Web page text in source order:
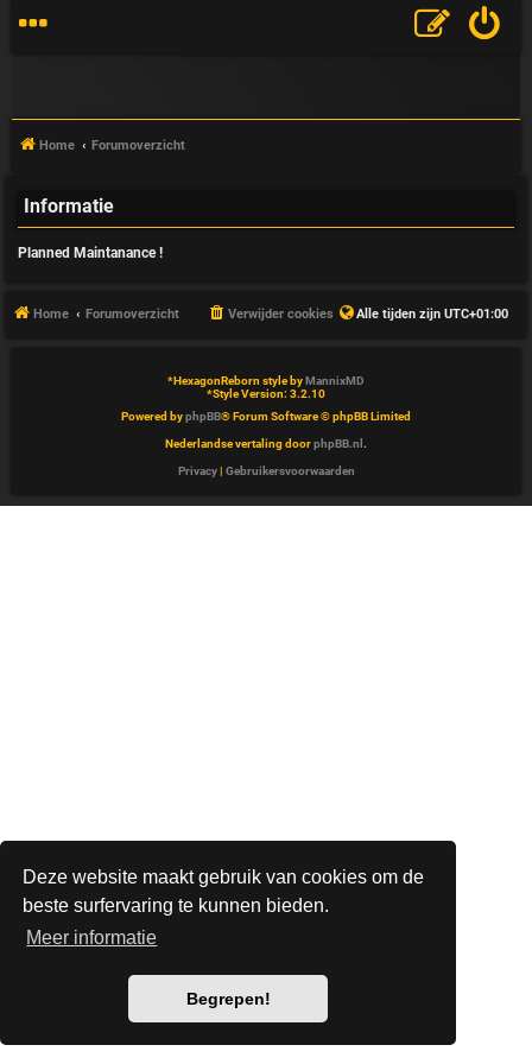
Deze website maakt gebruik van cookies om de
beste surfervaring te kunnen bieden.
Meer informatie
Begrepen!
V
A
Home Forumoverzicht
Informatie
Planned Maintanance !
Home Forumoverzicht Alle tijden zijn UTC+01:00
Verwijder cookies
*HexagonReborn style byMannixMD
*Style Version: 3.2.10
Powered byphpBB® Forum Software © phpBB Limited
Nederlandse vertaling doorphpBB.nl .
Privacy| Gebruikersvoorwaarden